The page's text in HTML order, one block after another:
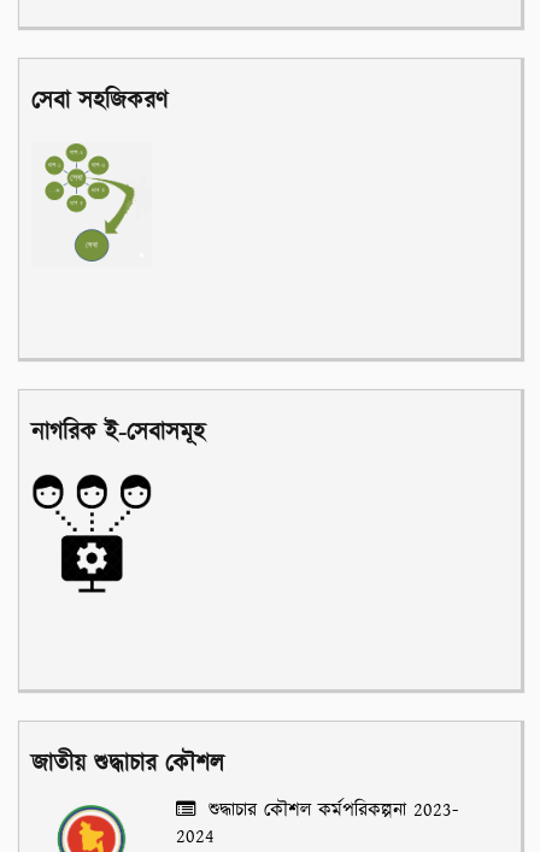
সেবা সহজিকরণ
নাগরিক ই-সেবাসমূহ
জাতীয় শুদ্ধাচার কৌশল
শুদ্ধাচার কৌশল কর্মপরিকল্পনা 2023-
2024